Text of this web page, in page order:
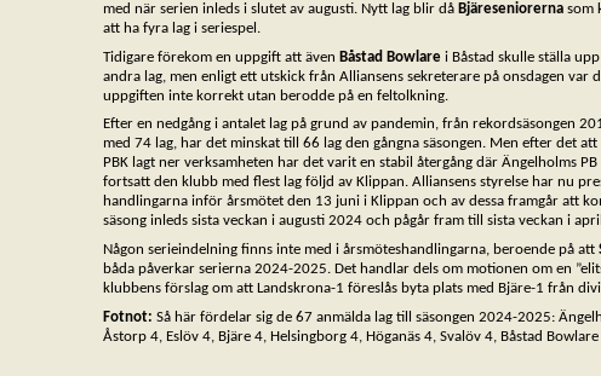
med när serien inleds i slutet av augusti. Nytt lag blir då Bjäreseniorernasom
att ha fyra lag i seriespel.
Tidigare förekom en uppgift att även Båstad Bowlarei Båstad skulle ställa
andra lag, men enligt ett utskick från Alliansens sekreterare på onsdagen var
uppgiften inte korrekt utan berodde på en feltolkning.
Efter en nedgång i antalet lag på grund av pandemin, från rekordsäsongen
med 74 lag, har det minskat till 66 lag den gångna säsongen. Men efter det att
PBK lagt ner verksamheten har det varit en stabil återgång där Ängelholms PB
fortsatt den klubb med flest lag följd av Klippan. Alliansens styrelse har nu
handlingarna inför årsmötet den 13 juni i Klippan och av dessa framgår att
säsong inleds sista veckan i augusti 2024 och pågår fram till sista veckan i
Någon serieindelning finns inte med i årsmöteshandlingarna, beroende på att
båda påverkar serierna 2024-2025. Det handlar dels om motionen om en
klubbens förslag om att Landskrona-1 föreslås byta plats med Bjäre-1 från
Fotnot: Så här fördelar sig de 67 anmälda lag till säsongen 2024-2025:
Åstorp 4, Eslöv 4, Bjäre 4, Helsingborg 4, Höganäs 4, Svalöv 4, Båstad